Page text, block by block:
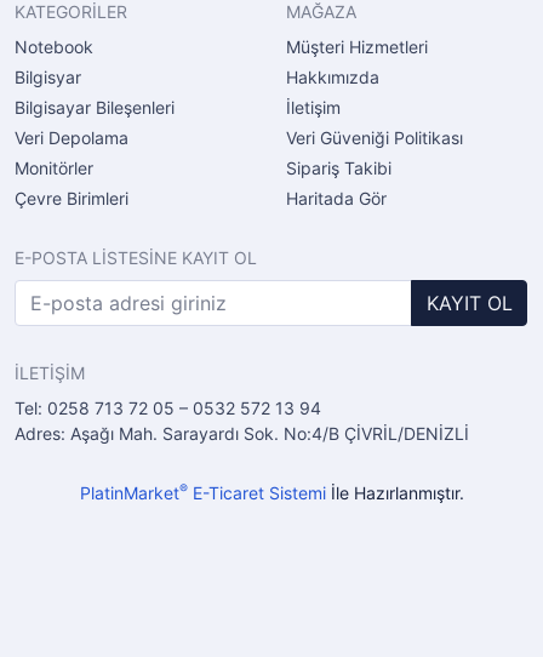
KATEGORİLER
Notebook
Bilgisyar
Bilgisayar Bileşenleri
Veri Depolama
Monitörler
Çevre Birimleri
MAĞAZA
Müşteri Hizmetleri
Hakkımızda
İletişim
Veri Güveniği Politikası
Sipariş Takibi
Haritada Gör
E-POSTA LİSTESİNE KAYIT OL
KAYIT OL
İLETİŞİM
Tel: 0258 713 72 05 – 0532 572 13 94
Adres: Aşağı Mah. Sarayardı Sok. No:4/B ÇİVRİL/DENİZLİ
PlatinMarket®E-Ticaret Sistemiİle Hazırlanmıştır.